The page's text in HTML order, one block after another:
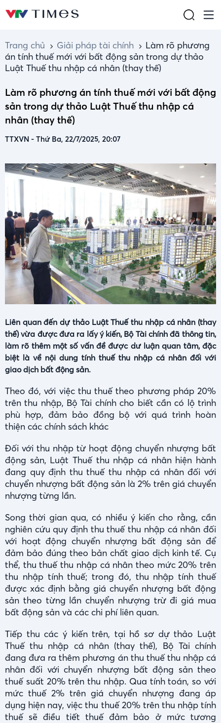
Trang chủ Giải pháp tài chính
Làm rõ phương
án tính thuế mới với bất động sản trong dự thảo
Luật Thuế thu nhập cá nhân (thay thế)
Làm rõ phương án tính thuế mới với bất động
sản trong dự thảo Luật Thuế thu nhập cá
nhân (thay thế)
TTXVN - Thứ Ba, 22/7/2025, 20:07
Liên quan đến dự thảo Luật Thuế thu nhập cá nhân (thay
thế) vừa được đưa ra lấy ý kiến, Bộ Tài chính đã thông tin,
làm rõ thêm một số vấn đề được dư luận quan tâm, đặc
biệt là về nội dung tính thuế thu nhập cá nhân đối với
giao dịch bất động sản.
Theo đó, với việc thu thuế theo phương pháp 20%
trên thu nhập, Bộ Tài chính cho biết cần có lộ trình
phù hợp, đảm bảo đồng bộ với quá trình hoàn
thiện các chính sách khác
Đối với thu nhập từ hoạt động chuyển nhượng bất
động sản, Luật Thuế thu nhập cá nhân hiện hành
đang quy định thu thuế thu nhập cá nhân đối với
chuyển nhượng bất động sản là 2% trên giá chuyển
nhượng từng lần.
Song thời gian qua, có nhiều ý kiến cho rằng, cần
nghiên cứu quy định thu thuế thu nhập cá nhân đối
với hoạt động chuyển nhượng bất động sản để
đảm bảo đúng theo bản chất giao dịch kinh tế. Cụ
thể, thu thuế thu nhập cá nhân theo mức 20% trên
thu nhập tính thuế; trong đó, thu nhập tính thuế
được xác định bằng giá chuyển nhượng bất động
sản theo từng lần chuyển nhượng trừ đi giá mua
bất động sản và các chi phí liên quan.
Tiếp thu các ý kiến trên, tại hồ sơ dự thảo Luật
Thuế thu nhập cá nhân (thay thế), Bộ Tài chính
đang đưa ra thêm phương án thu thuế thu nhập cá
nhân đối với chuyển nhượng bất động sản theo
thuế suất 20% trên thu nhập. Qua tính toán, so với
mức thuế 2% trên giá chuyển nhượng đang áp
dụng hiện nay, việc thu thuế 20% trên thu nhập tính
thuế sẽ điều tiết thuế đảm bảo ở mức tương